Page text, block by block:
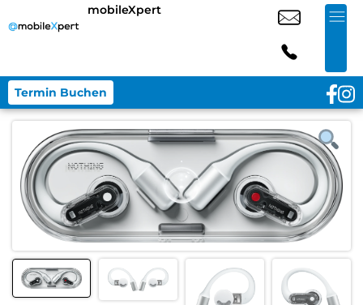
mobileXpert
Termin Buchen